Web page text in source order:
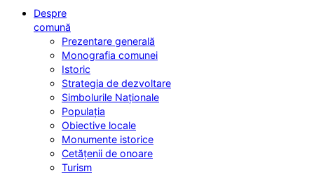
Despre
comună
Prezentare generală
Monografia comunei
Istoric
Strategia de dezvoltare
Simbolurile Naționale
Populația
Obiective locale
Monumente istorice
Cetățenii de onoare
Turism